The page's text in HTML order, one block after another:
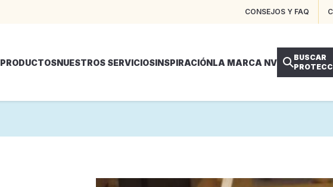
CONSEJOS Y FAQ
PRODUCTOSNUESTROS SERVICIOSINSPIRACIÓNLA MARCA NV
BUSCAR